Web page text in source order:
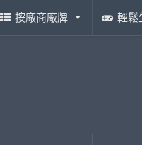
按廠商廠牌 輕鬆